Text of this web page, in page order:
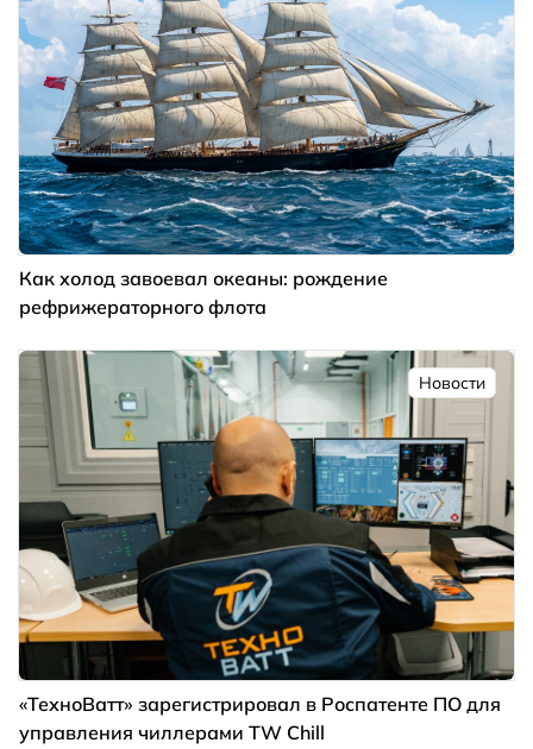
Как холод завоевал океаны: рождение
рефрижераторного флота
Новости
«ТехноВатт» зарегистрировал в Роспатенте ПО для
управления чиллерами TW Chill